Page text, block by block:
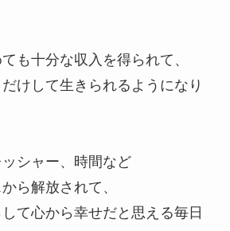
も十分な収入を得られて、
けして生きられるようになり
シャー、時間など
ら解放されて、
て心から幸せだと思える毎日